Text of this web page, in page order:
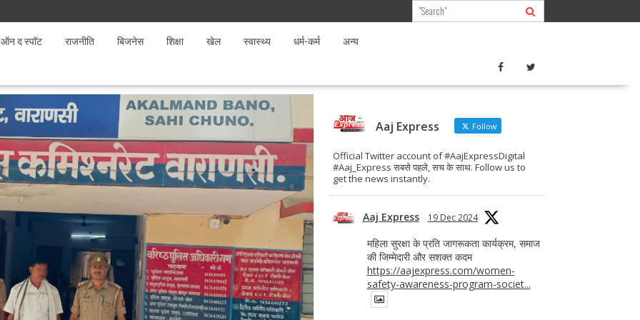
ऑन द स्पॉट राजनीति बिजनेस शिक्षा खेल स्वास्थ्य धर्म-कर्म अन्य
Aaj Express Follow
Official Twitter account of #AajExpressDigital
#Aaj_Express सबसे पहले, सच के साथ. Follow us to
get the news instantly.
Aaj Express 19 Dec 2024
महिला सुरक्षा के प्रति जागरूकता कार्यक्रम, समाज
की जिम्मेदारी और सशक्त कदम
https://aajexpress.com/women-
safety-awareness-program-societ...